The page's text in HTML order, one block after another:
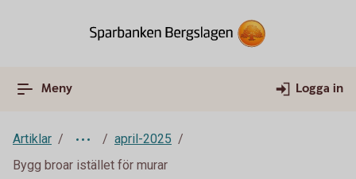
Meny Logga in
Artiklar
april-2025
Bygg broar istället för murar